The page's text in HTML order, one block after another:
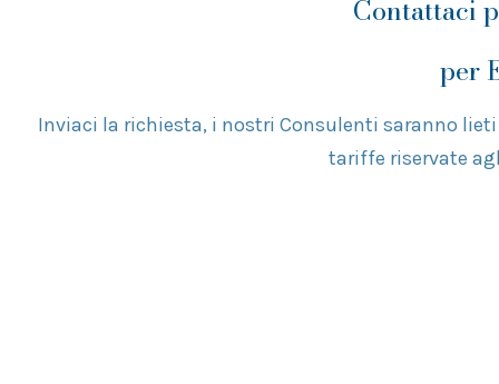
Contattaci
per
Inviaci la richiesta, i nostri Consulenti saranno
tariffe riservate